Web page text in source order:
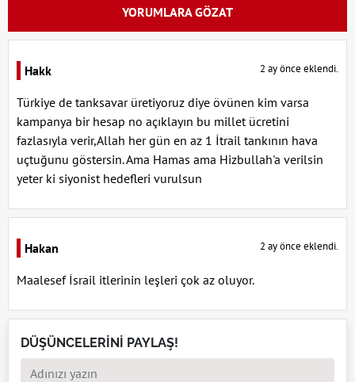
YORUMLARA GÖZAT
Hakk 2 ay önce eklendi.
Türkiye de tanksavar üretiyoruz diye övünen kim varsa
kampanya bir hesap no açıklayın bu millet ücretini
fazlasıyla verir,Allah her gün en az 1 İtrail tankının hava
uçtuğunu göstersin. Ama Hamas ama Hizbullah'a verilsin
yeter ki siyonist hedefleri vurulsun
Hakan 2 ay önce eklendi.
Maalesef İsrail itlerinin leşleri çok az oluyor.
DÜŞÜNCELERİNİ PAYLAŞ!